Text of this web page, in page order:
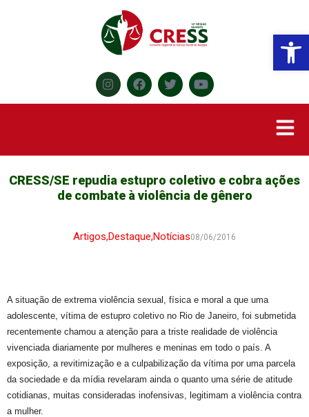
CRESS/SE repudia estupro coletivo e cobra ações
de combate à violência de gênero
Artigos,Destaque,Notícias08/06/2016
A situação de extrema violência sexual, física e moral a que uma
adolescente, vítima de estupro coletivo no Rio de Janeiro, foi submetida
recentemente chamou a atenção para a triste realidade de violência
vivenciada diariamente por mulheres e meninas em todo o país. A
exposição, a revitimização e a culpabilização da vítima por uma parcela
da sociedade e da mídia revelaram ainda o quanto uma série de atitude
cotidianas, muitas consideradas inofensivas, legitimam a violência contra
a mulher.